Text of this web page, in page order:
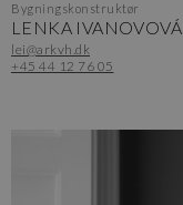
Bygningskonstruktør
LENKA IVANOVOVÁ
lei@arkvh.dk
+45 44 12 76 05